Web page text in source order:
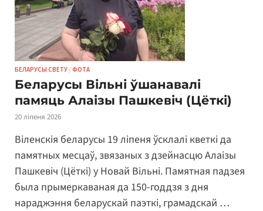
БЕЛАРУСЫ СВЕТУ /ФОТА
Беларусы Вільні ўшанавалі
памяць Алаізы Пашкевіч (Цёткі)
20 ліпеня 2026
Віленскія беларусы 19 ліпеня ўсклалі кветкі да
памятных месцаў, звязаных з дзейнасцю Алаізы
Пашкевіч (Цёткі) у Новай Вільні. Памятная падзея
была прымеркаваная да 150-годдзя з дня
нараджэння беларускай паэткі, грамадскай …